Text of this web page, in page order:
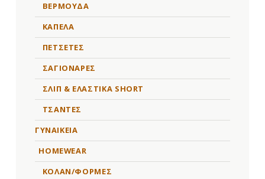
ΒΕΡΜΟΥΔΑ
ΚΑΠΕΛΑ
ΠΕΤΣΕΤΕΣ
ΣΑΓΙΟΝΑΡΕΣ
ΣΛΙΠ & ΕΛΑΣΤΙΚΑ SHORT
ΤΣΑΝΤΕΣ
ΓΥΝΑΙΚΕΙΑ
HOMEWEAR
ΚΟΛΑΝ/ΦΟΡΜΕΣ